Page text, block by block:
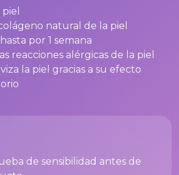
natural de la piel
por 1 semana
reacciones alérgicas de la piel
la piel gracias a su efecto
de sensibilidad antes de